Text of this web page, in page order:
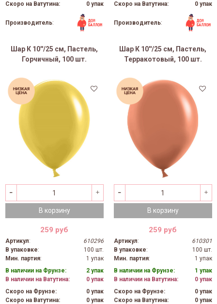
Скоро на Ватутина:
0 упак
Производитель:
Скоро на Ватутина:
0 упак
Производитель:
Шар К 10''/25 см, Пастель,
Горчичный, 100 шт.
В корзину
259 руб
Артикул:
610296
В упаковке:
100 шт.
Мин. партия:
1 упак
В наличии на Фрунзе:
2 упак
В наличии на Ватутина:
0 упак
Скоро на Фрунзе:
0 упак
Скоро на Ватутина:
0 упак
Шар К 10''/25 см, Пастель,
Терракотовый, 100 шт.
В корзину
259 руб
Артикул:
610301
В упаковке:
100 шт.
Мин. партия:
1 упак
В наличии на Фрунзе:
1 упак
В наличии на Ватутина:
0 упак
Скоро на Фрунзе:
0 упак
Скоро на Ватутина:
0 упак